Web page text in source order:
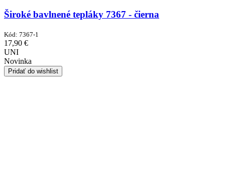
Široké bavlnené tepláky 7367 - čierna
Kód: 7367-1
17,90 €
UNI
Novinka
Pridať do wishlist